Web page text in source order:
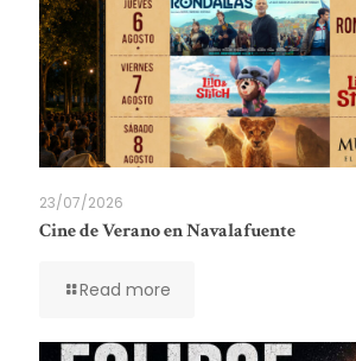
23/07/2026
Cine de Verano en Navalafuente
Read more